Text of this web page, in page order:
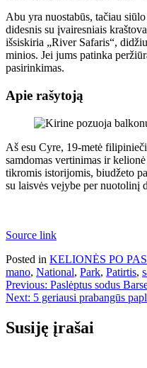
Abu yra nuostabūs, tačiau
didesnis su įvairesniais
išsiskiria „River Safaris“,
minios. Jei jums patinka
pasirinkimas.
Apie rašytoją
Aš esu Cyre, 19-metė
samdomas vertinimas ir
tikromis istorijomis, biudžeto
su laisvės vejybe per nuotolinį
Source link
Posted in KELIONĖS PO
mano, National, Park, Patirtis,
Navigacija
tarp
įrašų
Previous: Paslėptus sodus
Next: 5 geriausi prabangūs
Susiję įrašai